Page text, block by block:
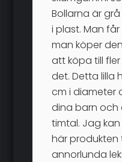
Bollarna är
i plast. Man
man köper
att köpa till
det. Detta lilla
cm i diameter
dina barn och
timtal. Jag
här produkten
annorlunda